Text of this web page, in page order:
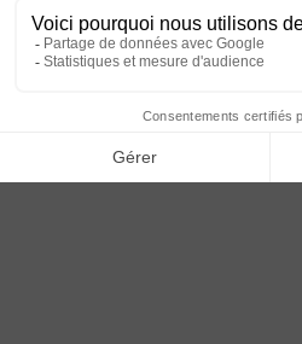
Connexion / Inscription
2018 - 2026 © Tessella,